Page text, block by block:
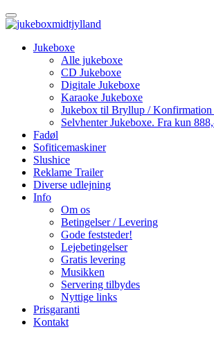
Jukeboxe
Alle jukeboxe
CD Jukeboxe
Digitale Jukeboxe
Karaoke Jukeboxe
Jukebox til Bryllup / Konfirmation
Selvhenter Jukeboxe. Fra kun
Fadøl
Sofiticemaskiner
Slushice
Reklame Trailer
Diverse udlejning
Info
Om os
Betingelser / Levering
Gode feststeder!
Lejebetingelser
Gratis levering
Musikken
Servering tilbydes
Nyttige links
Prisgaranti
Kontakt